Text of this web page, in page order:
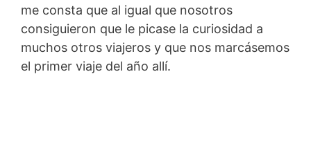
me consta que al igual que nosotros
consiguieron que le picase la curiosidad a
muchos otros viajeros y que nos marcásemos
el primer viaje del año allí.